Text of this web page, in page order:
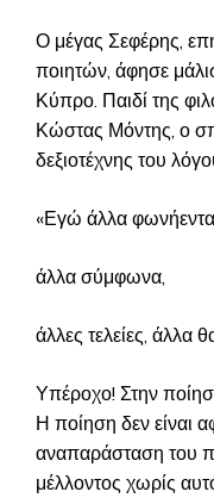
Ο μέγας Σεφέρης,
ποιητών, άφησε
Κύπρο. Παιδί της
Κώστας Μόντης, ο
δεξιοτέχνης του
«Εγώ άλλα
άλλα σύμφωνα,
άλλες τελείες, άλλα
Υπέροχο! Στην
Η ποίηση δεν είναι
αναπαράσταση του
μέλλοντος χωρίς